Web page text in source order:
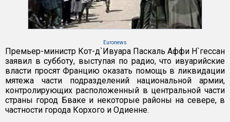
Euronews
Премьер-министр Кот-д`Ивуара Паскаль Аффи Н`гессан
заявил в субботу, выступая по радио, что ивуарийские
власти просят Францию оказать помощь в ликвидации
мятежа части подразделений национальной армии,
контролирующих расположенный в центральной части
страны город Бваке и некоторые районы на севере, в
частности города Корхого и Одиенне.